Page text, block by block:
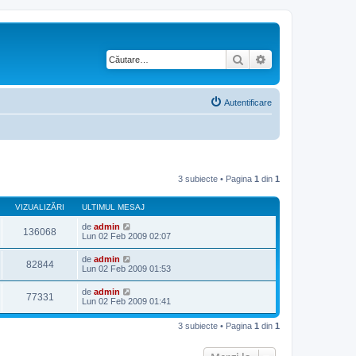
Căutare
Autentificare
3 subiecte • Pagina 1 din 1
VIZUALIZĂRI ULTIMUL MESAJ
136068 de admin
Lun 02 Feb 2009 02:07
82844 de admin
Lun 02 Feb 2009 01:53
77331 de admin
Lun 02 Feb 2009 01:41
3 subiecte • Pagina 1 din 1